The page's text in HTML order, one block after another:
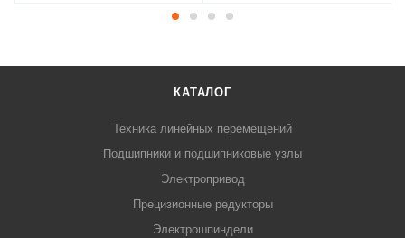
КАТАЛОГ
Техника линейных перемещений
Подшипники и подшипниковые узлы
Электропривод
Прецизионные редукторы
Электрошпиндели